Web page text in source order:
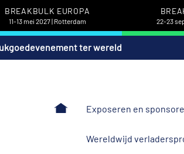
BREAKBULK EUROPA
11-13 mei 2027 | Rotterdam 22-23
ter wereld
Exposeren en
Wereldwijd